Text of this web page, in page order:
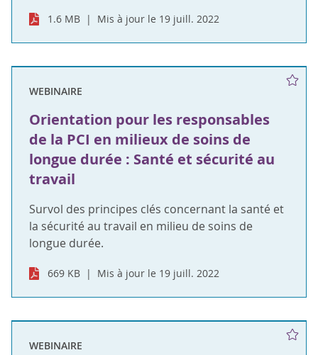
1.6 MB Mis à jour le 19 juill. 2022
WEBINAIRE
Orientation pour les responsables
de la PCI en milieux de soins de
longue durée : Santé et sécurité au
travail
Survol des principes clés concernant la santé et
la sécurité au travail en milieu de soins de
longue durée.
669 KB Mis à jour le 19 juill. 2022
WEBINAIRE